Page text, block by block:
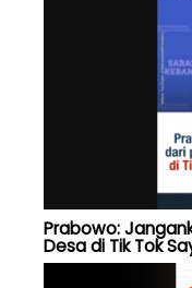
Prabowo:
Desa di Tik Tok